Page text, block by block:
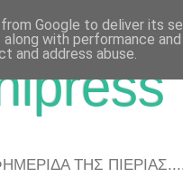
ΤΗΣ
Google to deliver its
along with performance
and address abuse.